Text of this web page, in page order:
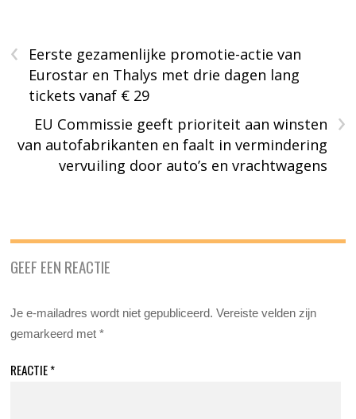
‹
Eerste gezamenlijke promotie-actie van
Eurostar en Thalys met drie dagen lang
tickets vanaf € 29
›
EU Commissie geeft prioriteit aan winsten
van autofabrikanten en faalt in vermindering
vervuiling door auto’s en vrachtwagens
GEEF EEN REACTIE
Je e-mailadres wordt niet gepubliceerd. Vereiste velden zijn
gemarkeerd met*
REACTIE*